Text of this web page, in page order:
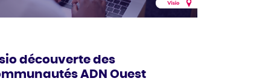
découverte des
ADN Ouest